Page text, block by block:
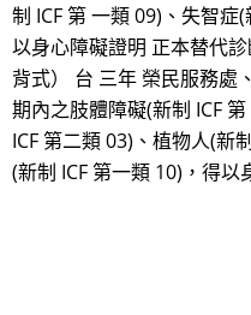
制 ICF 第 一類 09)、失智症
以身心障礙證明 正本替代
背式） 台 三年 榮民服務處
期內之肢體障礙(新制 ICF
ICF 第二類 03)、植物人(新
(新制 ICF 第一類 10)，得以